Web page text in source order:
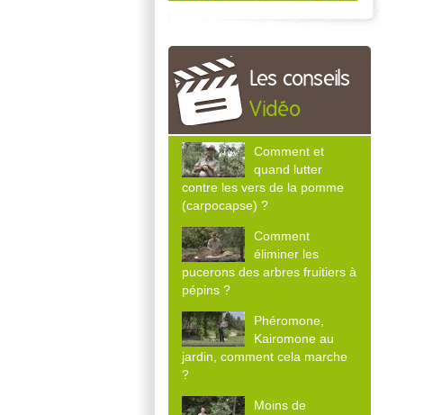
Les conseils
Vidéo
Comment et
quand lutter
contre les vers de la pomme
(carpocapse) ?
Comment
éliminer les
pucerons des arbres fruitiers à
pépins ?
Phéromone,
Kairomone au
jardin, comment cela marche
?
Moins de